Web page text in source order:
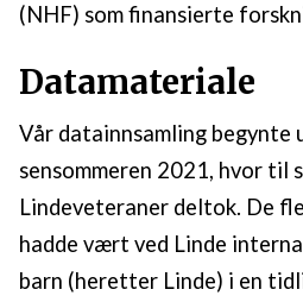
(NHF) som finansierte
Datamateriale
Vår datainnsamling begynte
sensommeren 2021, hvor til
Lindeveteraner deltok. De
hadde vært ved Linde
barn (heretter Linde) i en